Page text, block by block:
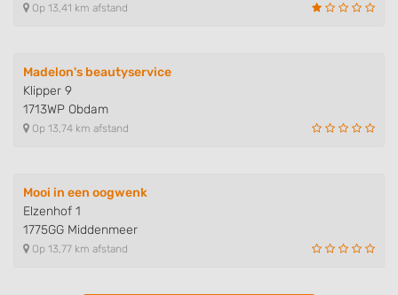
Op 13,41 km afstand
Madelon's beautyservice
Klipper 9
1713WP Obdam
Op 13,74 km afstand
Mooi in een oogwenk
Elzenhof 1
1775GG Middenmeer
Op 13,77 km afstand